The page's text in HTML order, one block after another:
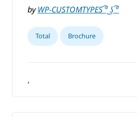
byWP-CUSTOMTYPES ͡° ͜ʖ ͡°
Total Brochure
,